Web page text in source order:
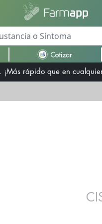
¡Más rápido que en